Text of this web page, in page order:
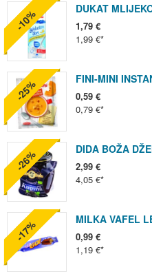
DUKAT
1,79 €
1,99 €
-10%
FINI-MINI
0,59 €
0,79 €
-25%
DIDA BOŽA
2,99 €
4,05 €
-26%
MILKA VAFEL
0,99 €
1,19 €
-17%